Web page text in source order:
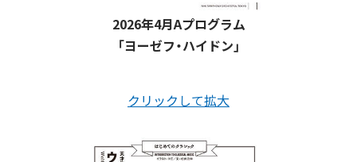
2026年4月Aプログラム
「ヨーゼフ・ハイドン」
クリックして拡大